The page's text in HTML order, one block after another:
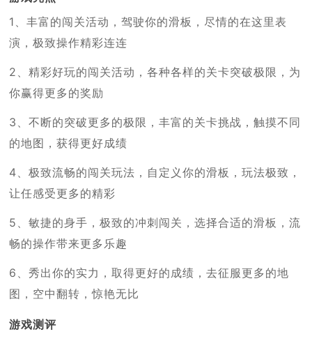
1、丰富的闯关活动，驾驶你的滑板，尽情的在这里表
演，极致操作精彩连连
2、精彩好玩的闯关活动，各种各样的关卡突破极限，为
你赢得更多的奖励
3、不断的突破更多的极限，丰富的关卡挑战，触摸不同
的地图，获得更好成绩
4、极致流畅的闯关玩法，自定义你的滑板，玩法极致，
让任感受更多的精彩
5、敏捷的身手，极致的冲刺闯关，选择合适的滑板，流
畅的操作带来更多乐趣
6、秀出你的实力，取得更好的成绩，去征服更多的地
图，空中翻转，惊艳无比
游戏测评